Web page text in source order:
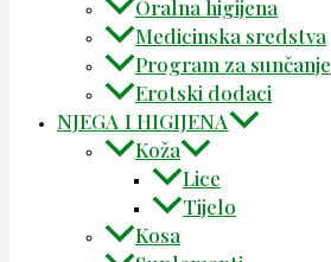
Oralna higijena
Medicinska sredstva
Program za sunčanje
Erotski dodaci
NJEGA I HIGIJENA
Koža
Lice
Tijelo
Kosa